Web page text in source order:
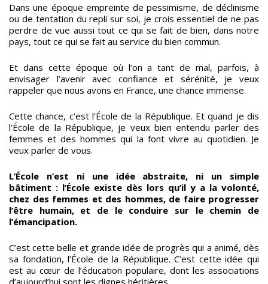
Dans une époque empreinte de pessimisme, de déclinisme
ou de tentation du repli sur soi, je crois essentiel de ne pas
perdre de vue aussi tout ce qui se fait de bien, dans notre
pays, tout ce qui se fait au service du bien commun.
Et dans cette époque où l’on a tant de mal, parfois, à
envisager l’avenir avec confiance et sérénité, je veux
rappeler que nous avons en France, une chance immense.
Cette chance, c’est l’École de la République. Et quand je dis
l’École de la République, je veux bien entendu parler des
femmes et des hommes qui la font vivre au quotidien. Je
veux parler de vous.
L’École n’est ni une idée abstraite, ni un simple
bâtiment : l’École existe dès lors qu’il y a la volonté,
chez des femmes et des hommes, de faire progresser
l’être humain, et de le conduire sur le chemin de
l’émancipation.
C’est cette belle et grande idée de progrès qui a animé, dès
sa fondation, l’École de la République. C’est cette idée qui
est au cœur de l’éducation populaire, dont les associations
d’aujourd’hui sont les dignes héritières.